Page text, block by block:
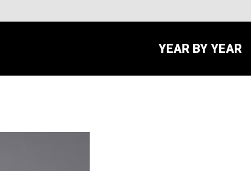
YEAR BY YEAR